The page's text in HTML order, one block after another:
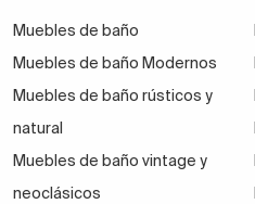
Muebles de baño
Muebles de baño Modernos
Muebles de baño rústicos y
natural
Muebles de baño vintage y
neoclásicos